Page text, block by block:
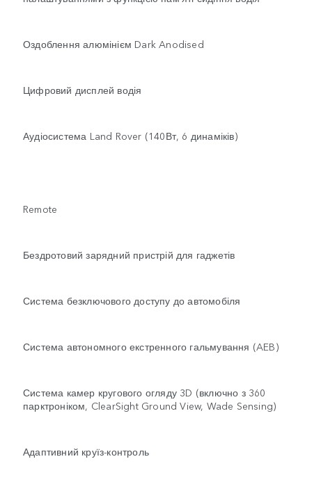
Оздоблення алюмінієм Dark Anodised
Цифровий дисплей водія
Аудіосистема Land Rover (140Вт, 6 динаміків)
Remote
Бездротовий зарядний пристрій для гаджетів
Система безключового доступу до автомобіля
Система автономного екстренного гальмування (AEB)
Система камер кругового огляду 3D (включно з 360
парктроніком, ClearSight Ground View, Wade Sensing)
Адаптивний круїз-контроль